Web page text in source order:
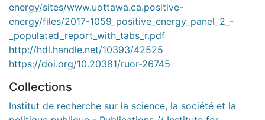
energy/sites/www.uottawa.ca.positive-
energy/files/2017-1059_positive_energy_panel_2_-
_populated_report_with_tabs_r.pdf
http://hdl.handle.net/10393/42525
https://doi.org/10.20381/ruor-26745
Collections
Institut de recherche sur la science, la société et la